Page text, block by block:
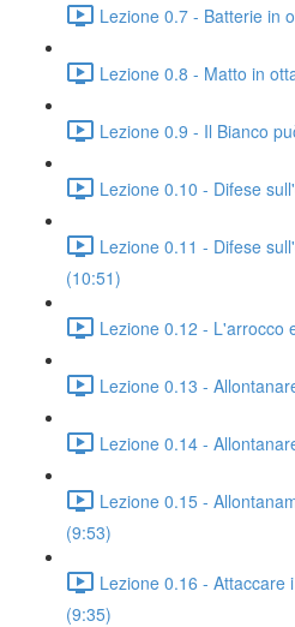
Lezione 0.7 - Batterie in
Lezione 0.8 - Matto in
Lezione 0.9 - Il Bianco
Lezione 0.10 - Difese
Lezione 0.11 - Difese
(10:51)
Lezione 0.12 - L'arrocco
Lezione 0.13 -
Lezione 0.14 -
Lezione 0.15 -
(9:53)
Lezione 0.16 - Attaccare
(9:35)